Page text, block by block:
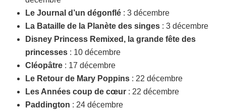
Le Journal d’un dégonflé : 3 décembre
La Bataille de la Planète des singes : 3 décembre
Disney Princess Remixed, la grande fête des
princesses : 10 décembre
Cléopâtre : 17 décembre
Le Retour de Mary Poppins : 22 décembre
Les Années coup de cœur : 22 décembre
Paddington : 24 décembre